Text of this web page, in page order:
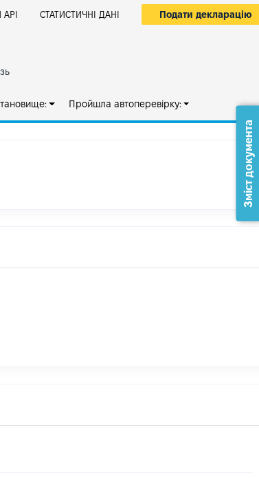
СТАТИСТИЧНІ ДАНІ Подати декларацію
Пройшла автоперевірку:
Зміст документа